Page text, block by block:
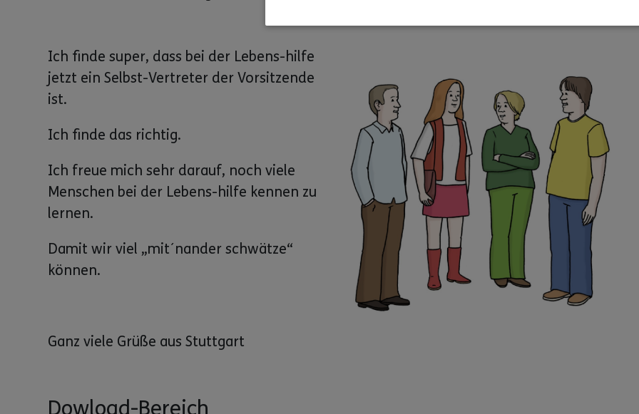
Ich finde super, dass bei der Lebens-hilfe
jetzt ein Selbst-Vertreter der Vorsitzende
ist.
Ich finde das richtig.
Ich freue mich sehr darauf, noch viele
Menschen bei der Lebens-hilfe kennen zu
lernen.
Damit wir viel „mit´nander schwätze“
können.
Ganz viele Grüße aus Stuttgart
Dowload-Bereich